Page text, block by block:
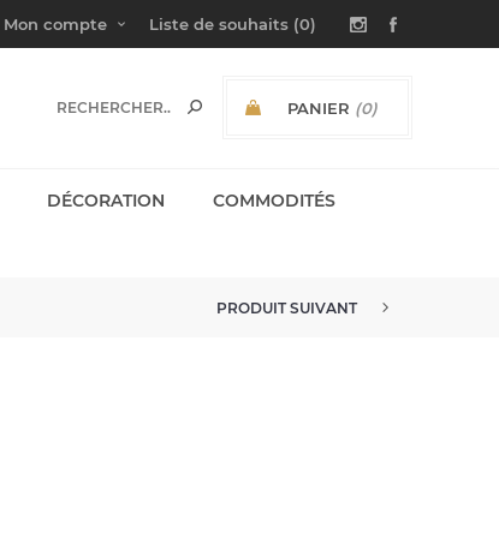
Mon compte Liste de souhaits (0)
PANIER (0)
DÉCORATION COMMODITÉS
PRODUIT SUIVANT